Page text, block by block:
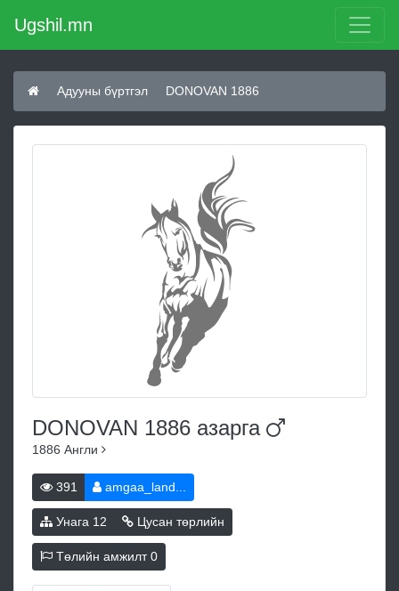
Ugshil.mn
Адууны бүртгэл DONOVAN 1886
DONOVAN 1886 азарга
1886 Англи
391 amgaa_land...
Унага 12 Цусан төрлийн
Төлийн амжилт0